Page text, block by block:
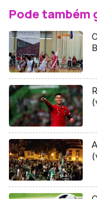
Pode também